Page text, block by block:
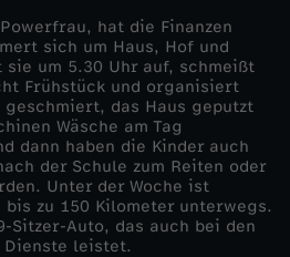
hat die Finanzen
sich um Haus, Hof und
sie um 5.30 Uhr auf, schmeißt
Frühstück und organisiert
geschmiert, das Haus geputzt
Wäsche am Tag
dann haben die Kinder auch
der Schule zum Reiten oder
Unter der Woche ist
zu 150 Kilometer unterwegs.
Sitzer-Auto, das auch bei den
Dienste leistet.